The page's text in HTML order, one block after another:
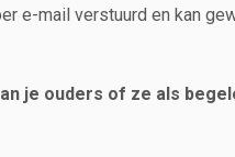
e-mail verstuurd en kan
je ouders of ze als